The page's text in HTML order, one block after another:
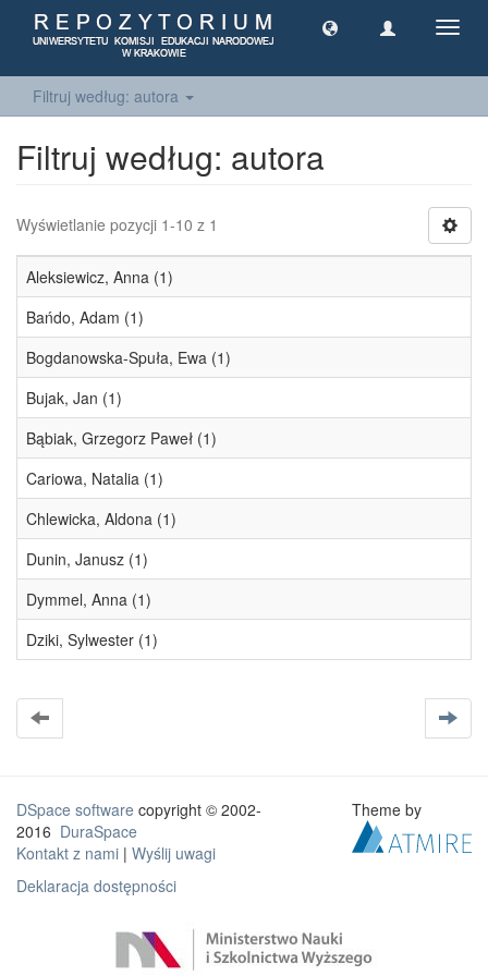
Filtruj według: autora
Filtruj według: autora
Wyświetlanie pozycji 1-10 z 1
Aleksiewicz, Anna (1)
Bańdo, Adam (1)
Bogdanowska-Spuła, Ewa (1)
Bujak, Jan (1)
Bąbiak, Grzegorz Paweł (1)
Cariowa, Natalia (1)
Chlewicka, Aldona (1)
Dunin, Janusz (1)
Dymmel, Anna (1)
Dziki, Sylwester (1)
DSpace software copyright © 2002-
2016 DuraSpace
Kontakt z nami | Wyślij uwagi
Deklaracja dostępności
Theme by